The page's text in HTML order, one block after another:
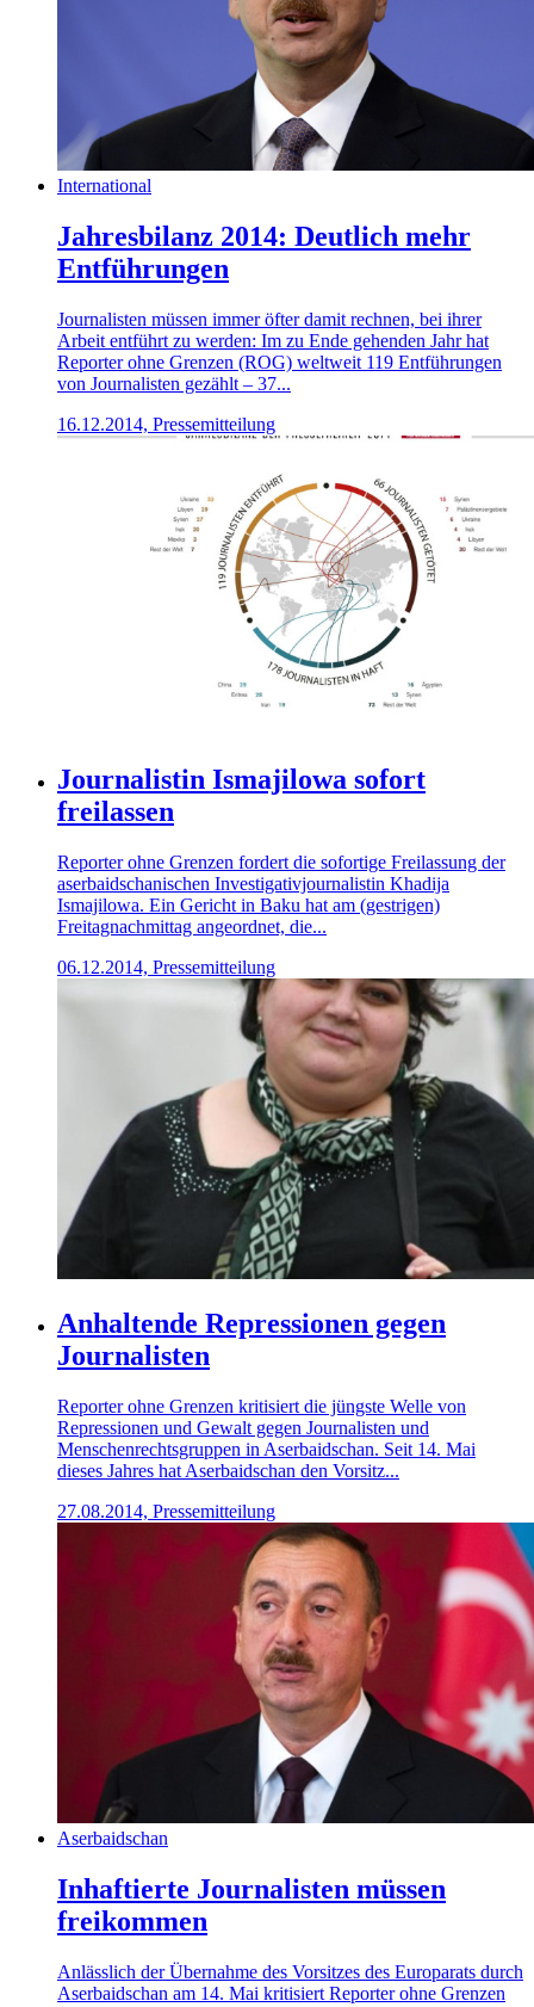
International
Jahresbilanz 2014: Deutlich mehr
Entführungen
Journalisten müssen immer öfter damit rechnen, bei ihrer
Arbeit entführt zu werden: Im zu Ende gehenden Jahr hat
Reporter ohne Grenzen (ROG) weltweit 119 Entführungen
von Journalisten gezählt – 37...
16.12.2014, Pressemitteilung
Journalistin Ismajilowa sofort
freilassen
Reporter ohne Grenzen fordert die sofortige Freilassung der
aserbaidschanischen Investigativjournalistin Khadija
Ismajilowa. Ein Gericht in Baku hat am (gestrigen)
Freitagnachmittag angeordnet, die...
06.12.2014, Pressemitteilung
Anhaltende Repressionen gegen
Journalisten
Reporter ohne Grenzen kritisiert die jüngste Welle von
Repressionen und Gewalt gegen Journalisten und
Menschenrechtsgruppen in Aserbaidschan. Seit 14. Mai
dieses Jahres hat Aserbaidschan den Vorsitz...
27.08.2014, Pressemitteilung
Aserbaidschan
Inhaftierte Journalisten müssen
freikommen
Anlässlich der Übernahme des Vorsitzes des Europarats durch
Aserbaidschan am 14. Mai kritisiert Reporter ohne Grenzen